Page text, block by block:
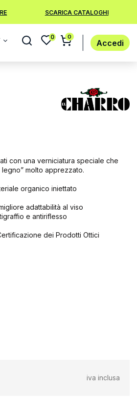
SCARICA CATALOGHI
0 0
Accedi
con una verniciatura speciale che
molto apprezzato.
organico iniettato
adattabilità al viso
e antiriflesso
dei Prodotti Ottici
iva inclusa